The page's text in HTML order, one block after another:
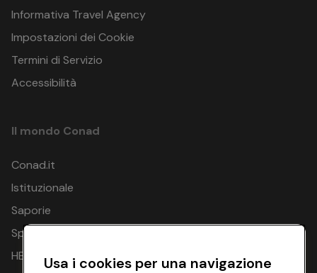
Informativa Travel Agency
Impostazioni dei Cookie
Termini di Servizio
Accessibilità
Il mondo Conad
Conad.it
Istituzionale
Saporie
Spesa Online
HEYCONADUsa i cookies per una navigazione